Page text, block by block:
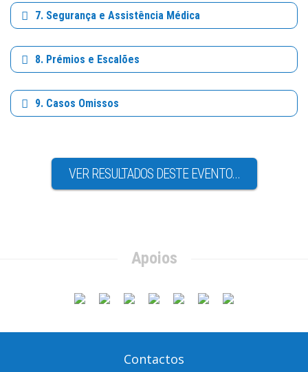
7. Segurança e Assistência Médica
8. Prémios e Escalões
9. Casos Omissos
VER RESULTADOS DESTE EVENTO...
Apoios
Contactos